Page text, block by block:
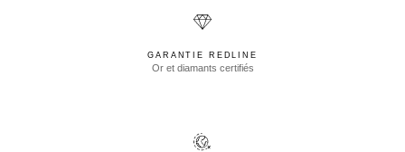
GARANTIE REDLINE
Or et diamants certifiés